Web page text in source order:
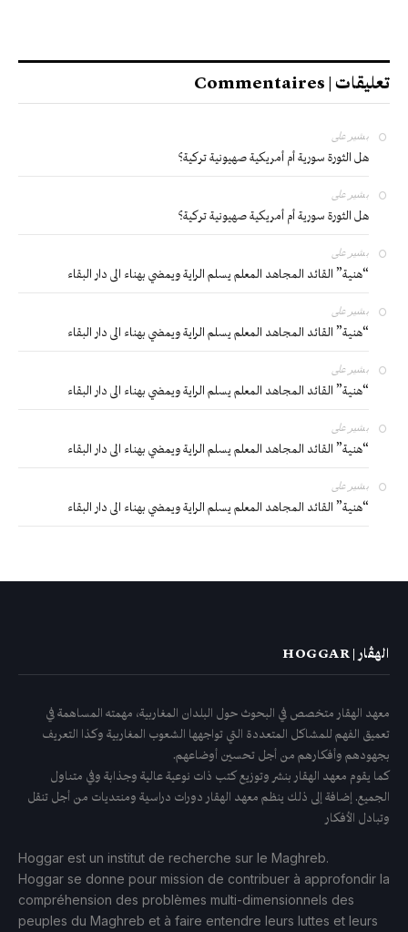
تعليقات | Commentaires
بشير على
هل الثورة سورية أم أمريكية صهيونية تركية؟
بشير على
هل الثورة سورية أم أمريكية صهيونية تركية؟
بشير على
“هنية” القائد المجاهد المعلم يسلم الراية ويمضي بهناء الى دار البقاء
بشير على
“هنية” القائد المجاهد المعلم يسلم الراية ويمضي بهناء الى دار البقاء
بشير على
“هنية” القائد المجاهد المعلم يسلم الراية ويمضي بهناء الى دار البقاء
بشير على
“هنية” القائد المجاهد المعلم يسلم الراية ويمضي بهناء الى دار البقاء
بشير على
“هنية” القائد المجاهد المعلم يسلم الراية ويمضي بهناء الى دار البقاء
الهڤار | HOGGAR
معهد الهقار متخصص في البحوث حول البلدان المغاربية، مهمته المساهمة في
تعميق الفهم للمشاكل المتعددة التي تواجهها الشعوب المغاربية وكذا التعريف
بجهودهم وأفكارهم من أجل تحسين أوضاعهم.
كما يقوم معهد الهقار بنشر وتوزيع كتب ذات نوعية عالية وجذابة وفي متناول
الجميع. إضافة إلى ذلك ينظم معهد الهقار دورات دراسية ومنتديات من أجل تنقل
وتبادل الأفكار
Hoggar est un institut de recherche sur le Maghreb.
Hoggar se donne pour mission de contribuer à approfondir la
compréhension des problèmes multi-dimensionnels des
peuples du Maghreb et à faire entendre leurs luttes et leurs